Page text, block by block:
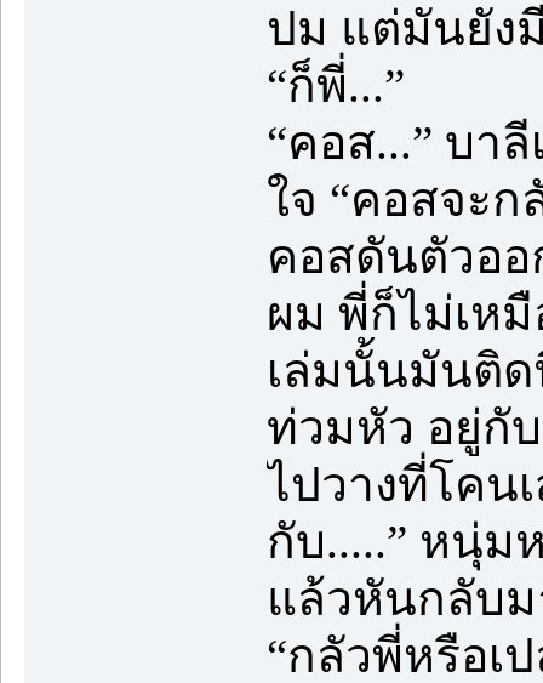
ปม แต่มันยัง
“ก็พี่...”
“คอส...” บา
ใจ “คอสจะ
คอสดันตัวออ
ผม พี่ก็ไม่เห
เล่มนั้นมันติด
ท่วมหัว อยู่กั
ไปวางที่โคน
กับ.....” หนุ่ม
แล้วหันกลับ
“กลัวพี่หรือเป